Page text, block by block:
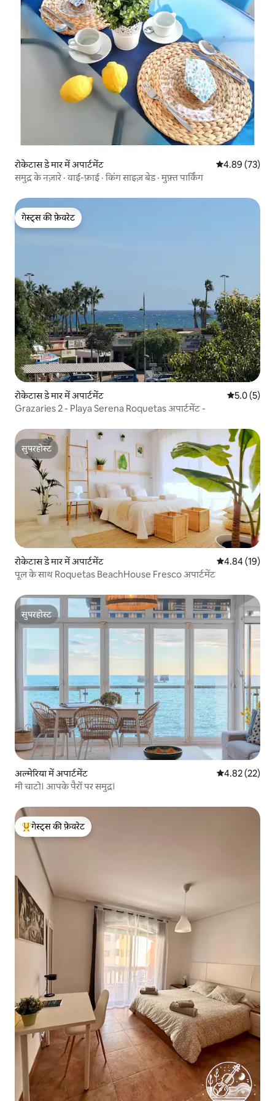
रोकेटास डे मार में अपार्टमेंट औसत रेटिंग 5 में
4.89 (73)
समुद्र के नज़ारे · वाई-फ़ाई · किंग साइज़ बेड · मुफ़्त पार्किंग
गेस्ट्स की फ़ेवरेट
गेस्ट्स की फ़ेवरेट
रोकेटास डे मार में अपार्टमेंट औसत रेटिंग 5
5.0 (5)
Grazaries 2 - Playa Serena Roquetas अपार्टमेंट -
सुपरहोस्ट
सुपरहोस्ट
रोकेटास डे मार में अपार्टमेंट औसत रेटिंग 5 में
4.84 (19)
पूल के साथ Roquetas BeachHouse Fresco अपार्टमेंट
सुपरहोस्ट
सुपरहोस्ट
अल्मेरिया में अपार्टमेंट औसत रेटिंग 5 में
4.82 (22)
मी चाटो। आपके पैरों पर समुद्र।
गेस्ट्स का टॉप फ़ेवरेट
गेस्ट्स की फ़ेवरेट